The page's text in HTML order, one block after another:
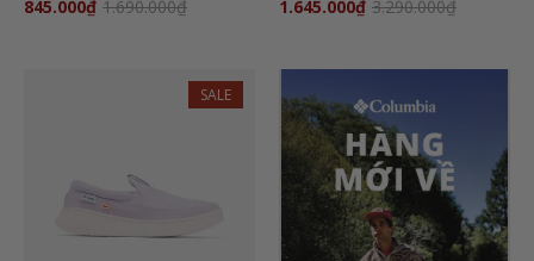
845.000₫ 1.690.000₫
1.645.000₫ 3.290.000₫
SALE